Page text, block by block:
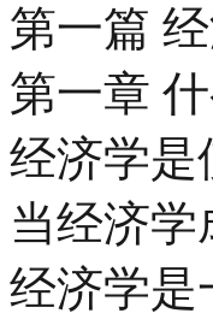
第一篇
第一章
经济学是
当经济
经济学是